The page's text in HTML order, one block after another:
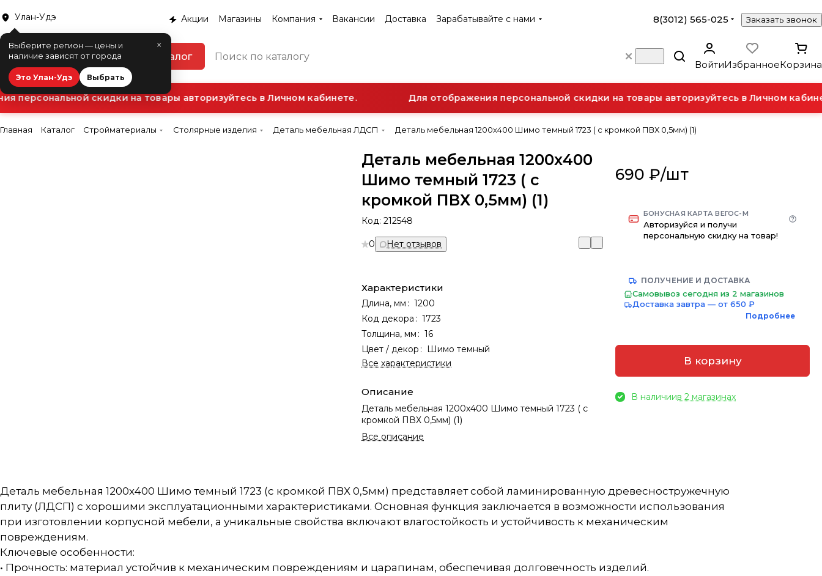
Улан-Удэ
×
Выберите регион — цены и
наличие зависят от города
Это Улан-Удэ Выбрать
Акции Магазины Компания Вакансии Доставка Зарабатывайте с нами 8(3012) 565-025 Заказать звонок
Каталог
ВойтиИзбранноеКорзина
персональной скидки на товары авторизуйтесь в Личном кабинете. Для отображения персональной скидки на товары авторизуйтесь в Личном
Главная Каталог Стройматериалы Столярные изделия Деталь мебельная ЛДСП Деталь мебельная 1200х400 Шимо темный 1723 ( с кромкой ПВХ 0,5мм) (1)
Деталь мебельная 1200х400
Шимо темный 1723 ( с
кромкой ПВХ 0,5мм) (1)
Код:212548
0 Нет отзывов
Характеристики
Длина, мм : 1200
Код декора : 1723
Толщина, мм : 16
Цвет / декор : Шимо темный
Все характеристики
Описание
Деталь мебельная 1200х400 Шимо темный 1723 ( с
кромкой ПВХ 0,5мм) (1)
Все описание
690 ₽/шт
БОНУСНАЯ КАРТА ВЕГОС-М
Авторизуйся и получи
персональную скидку на товар!
ПОЛУЧЕНИЕ И ДОСТАВКА
Самовывоз сегодня из 2 магазинов
Доставка завтра — от 650 ₽
Подробнее
В корзину
В наличиив 2 магазинах
Деталь мебельная 1200х400 Шимо темный 1723 (с кромкой ПВХ 0,5мм) представляет собой ламинированную древесностружечную
плиту (ЛДСП) с хорошими эксплуатационными характеристиками. Основная функция заключается в возможности использования
при изготовлении корпусной мебели, а уникальные свойства включают влагостойкость и устойчивость к механическим
повреждениям.
Ключевые особенности:
• Прочность: материал устойчив к механическим повреждениям и царапинам, обеспечивая долговечность изделий.